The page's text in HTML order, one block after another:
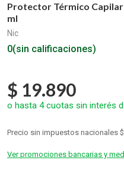
Protector Térmico
ml
Nic
0(sin calificaciones)
$ 19.890
o hasta 4cuotas sin interés
Precio sin impuestos nacionales
Ver promociones bancarias y
8.get the look
9.
10